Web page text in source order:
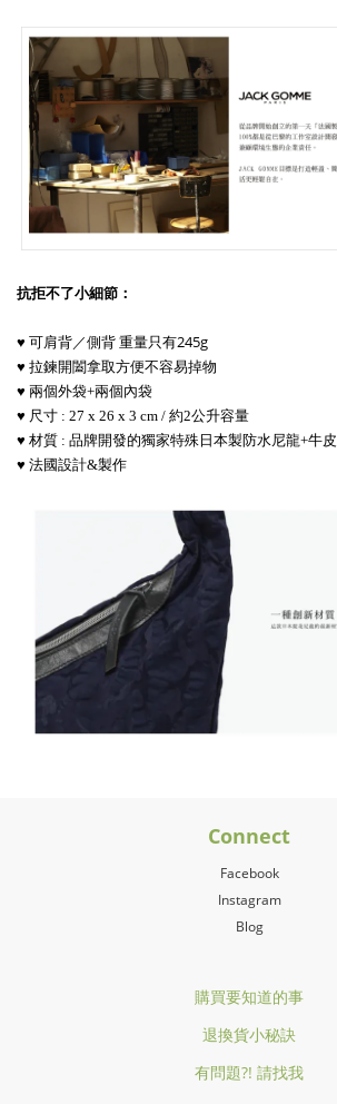
抗拒不了小細節：
♥ 可肩背／側背 重量只有245g
♥ 拉鍊開闔拿取方便不容易掉物
♥ 兩個外袋+兩個內袋
♥ 尺寸 : 27 x 26 x 3 cm / 約2公升容量
♥ 材質 : 品牌開發的獨家特殊日本製防水尼龍+牛皮
♥ 法國設計&製作
Connect
Facebook
Instagram
Blog
購買要知道的事
退換貨小秘訣
有問題?! 請找我